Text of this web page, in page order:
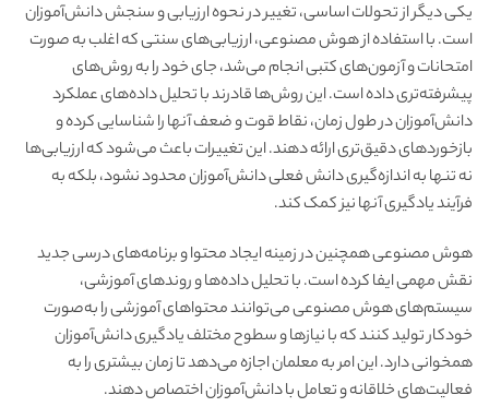
یکی دیگر از تحولات اساسی، تغییر در نحوه ارزیابی و سنجش دانش‌آموزان
است. با استفاده از هوش مصنوعی، ارزیابی‌های سنتی که اغلب به صورت
امتحانات و آزمون‌های کتبی انجام می‌شد، جای خود را به روش‌های
پیشرفته‌تری داده است. این روش‌ها قادرند با تحلیل داده‌های عملکرد
دانش‌آموزان در طول زمان، نقاط قوت و ضعف آنها را شناسایی کرده و
بازخوردهای دقیق‌تری ارائه دهند. این تغییرات باعث می‌شود که ارزیابی‌ها
نه تنها به اندازه‌گیری دانش فعلی دانش‌آموزان محدود نشود، بلکه به
فرآیند یادگیری آنها نیز کمک کند.
هوش مصنوعی همچنین در زمینه ایجاد محتوا و برنامه‌های درسی جدید
نقش مهمی ایفا کرده است. با تحلیل داده‌ها و روندهای آموزشی،
سیستم‌های هوش مصنوعی می‌توانند محتواهای آموزشی را به‌صورت
خودکار تولید کنند که با نیازها و سطوح مختلف یادگیری دانش‌آموزان
همخوانی دارد. این امر به معلمان اجازه می‌دهد تا زمان بیشتری را به
فعالیت‌های خلاقانه و تعامل با دانش‌آموزان اختصاص دهند.